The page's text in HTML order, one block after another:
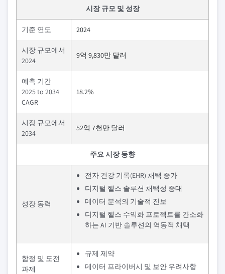
시장 규모 및 성장
기준 연도 2024
시장 규모에서
2024
9억 9,830만 달러
예측 기간
2025 to 2034
CAGR
18.2%
시장 규모에서
2034
52억 7천만 달러
주요 시장 동향
성장 동력
전자 건강 기록(EHR) 채택 증가
디지털 헬스 솔루션 채택성 증대
데이터 분석의 기술적 진보
디지털 헬스 수익화 프로젝트를 간소화
하는 AI 기반 솔루션의 역동적 채택
함정 및 도전
과제
규제 제약
데이터 프라이버시 및 보안 우려사항